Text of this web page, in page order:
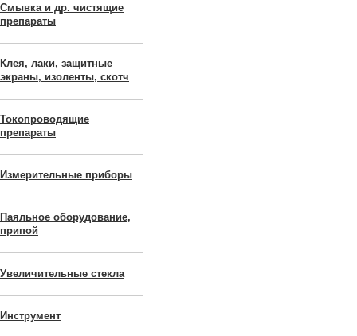
Смывка и др. чистящие
препараты
Клея, лаки, защитные
экраны, изоленты, скотч
Токопроводящие
препараты
Измерительные приборы
Паяльное оборудование,
припой
Увеличительные стекла
Инструмент